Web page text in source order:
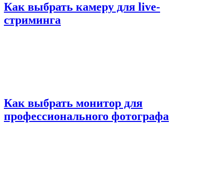
Как выбрать камеру для live-
стриминга
Как выбрать монитор для
профессионального фотографа